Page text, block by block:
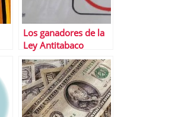
Los ganadores de la
Ley Antitabaco